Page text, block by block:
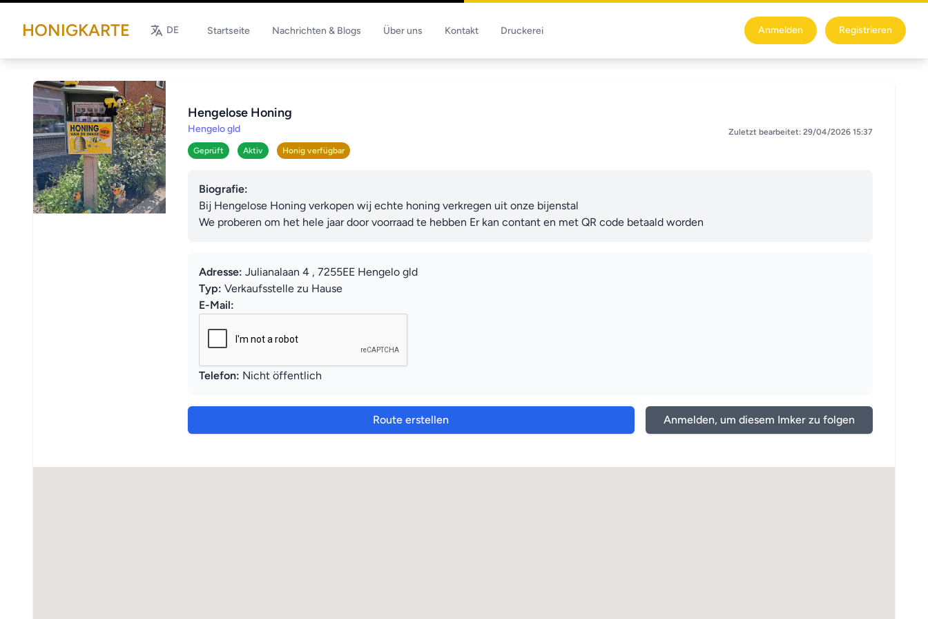
HONIGKARTE DE Startseite Nachrichten & Blogs Über uns Kontakt Druckerei Anmelden Registrieren
Hengelose Honing
Hengelo gld
Geprüft Aktiv Honig verfügbar
Zuletzt bearbeitet: 29/04/2026 15:37
Biografie:
Bij Hengelose Honing verkopen wij echte honing verkregen uit onze bijenstal
We proberen om het hele jaar door voorraad te hebben Er kan contant en met QR code betaald worden
Adresse: Julianalaan 4 , 7255EE Hengelo gld
Typ: Verkaufsstelle zu Hause
E-Mail:
Telefon: Nicht öffentlich
Route erstellen Anmelden, um diesem Imker zu folgen